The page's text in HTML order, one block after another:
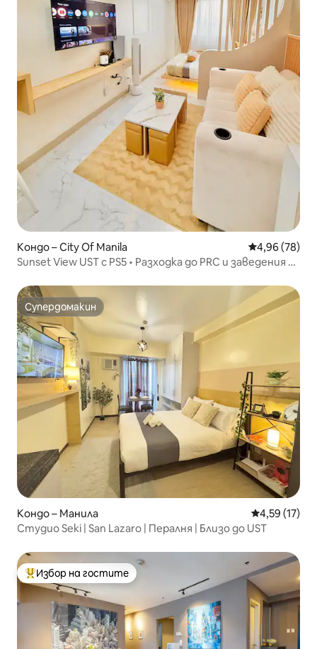
Кондо – City Of Manila Средна
4,96 (78)
Sunset View UST с PS5 • Разходка до PRC и заведения за
Супердомакин
Супердомакин
Кондо – Манила Средна
4,59 (17)
Студио Seki | San Lazaro | Пералня | Близо до UST
Най-популярен избор на гостите
Избор на гостите